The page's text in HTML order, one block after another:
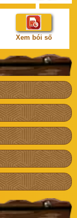
Xem bói số